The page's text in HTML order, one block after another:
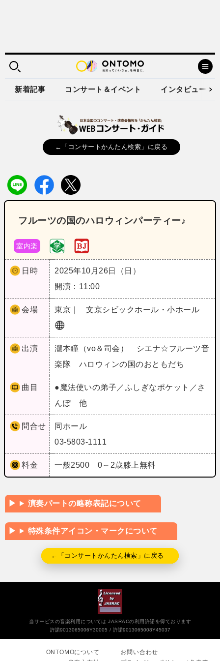
新着記事 コンサート＆イベント インタビュー
←「コンサートかんたん検索」に戻る
フルーツの国のハロウィンパーティー♪
室内楽
日時
2025年10月26日（日）
開演：11:00
会場 東京｜ 文京シビックホール・小ホール
出演
瀧本瞳（vo＆司会） シエナ☆フルーツ音
楽隊 ハロウィンの国のおともだち
曲目
●魔法使いの弟子／ふしぎなポケット／さ
んぽ 他
問合せ
同ホール
03-5803-1111
料金 一般2500 0～2歳膝上無料
演奏パートの略称表記について
特殊条件アイコン・マークについて
←「コンサートかんたん検索」に戻る
当サービスの音楽利用については JASRACの利用許諾を得ております
許諾9013065006Y30005
許諾9013065008Y45037
ONTOMOについて
お問い合わせ